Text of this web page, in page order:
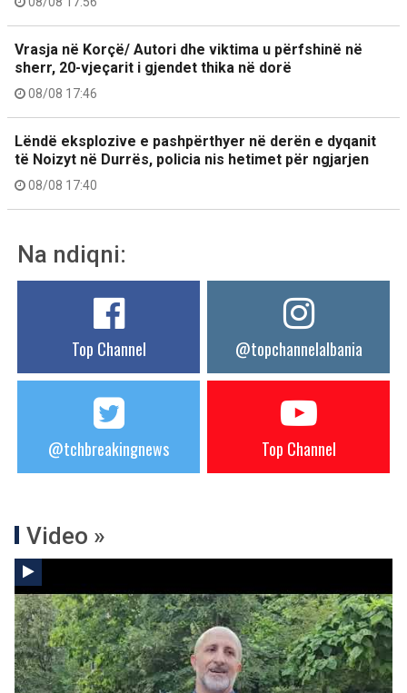
Vrasja në Korçë/ Autori dhe viktima u përfshinë në
sherr, 20-vjeçarit i gjendet thika në dorë
08/08 17:46
Lëndë eksplozive e pashpërthyer në derën e dyqanit
të Noizyt në Durrës, policia nis hetimet për ngjarjen
08/08 17:40
Na ndiqni:
Top Channel @topchannelalbania
@tchbreakingnews Top Channel
Video »